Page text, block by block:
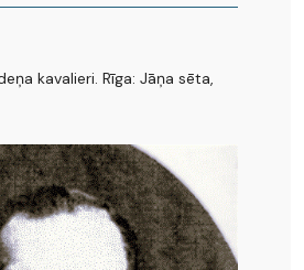
kavalieri. Rīga: Jāņa sēta,